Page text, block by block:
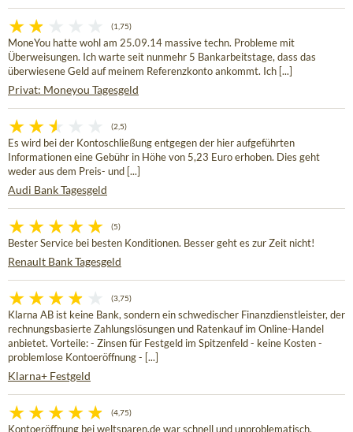
(1,75)
MoneYou hatte wohl am 25.09.14 massive techn. Probleme mit
Überweisungen. Ich warte seit nunmehr 5 Bankarbeitstage, dass das
überwiesene Geld auf meinem Referenzkonto ankommt. Ich [...]
Privat: Moneyou Tagesgeld
(2,5)
Es wird bei der Kontoschließung entgegen der hier aufgeführten
Informationen eine Gebühr in Höhe von 5,23 Euro erhoben. Dies geht
weder aus dem Preis- und [...]
Audi Bank Tagesgeld
(5)
Bester Service bei besten Konditionen. Besser geht es zur Zeit nicht!
Renault Bank Tagesgeld
(3,75)
Klarna AB ist keine Bank, sondern ein schwedischer Finanzdienstleister, der
rechnungsbasierte Zahlungslösungen und Ratenkauf im Online-Handel
anbietet. Vorteile: - Zinsen für Festgeld im Spitzenfeld - keine Kosten -
problemlose Kontoeröffnung - [...]
Klarna+ Festgeld
(4,75)
Kontoeröffnung bei weltsparen.de war schnell und unproblematisch.